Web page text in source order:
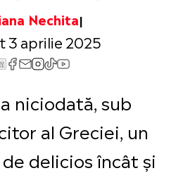
Nechita
3 aprilie 2025
niciodată, sub
al Greciei, un
delicios încât și